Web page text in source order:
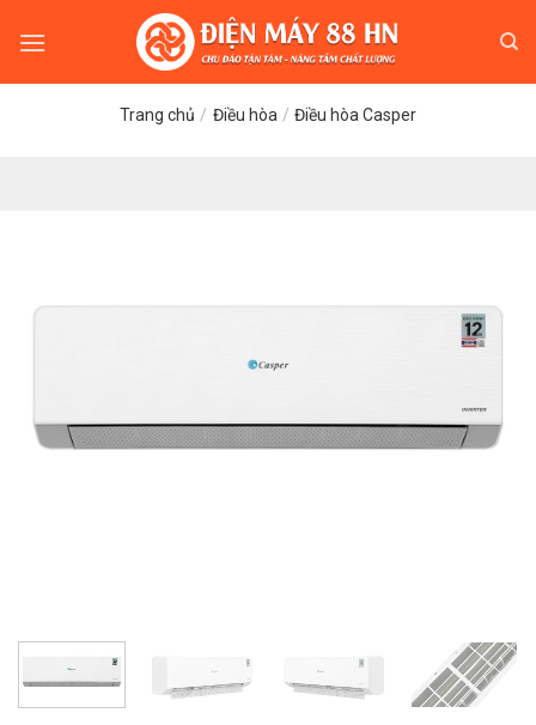
Trang chủ / Điều hòa / Điều hòa Casper